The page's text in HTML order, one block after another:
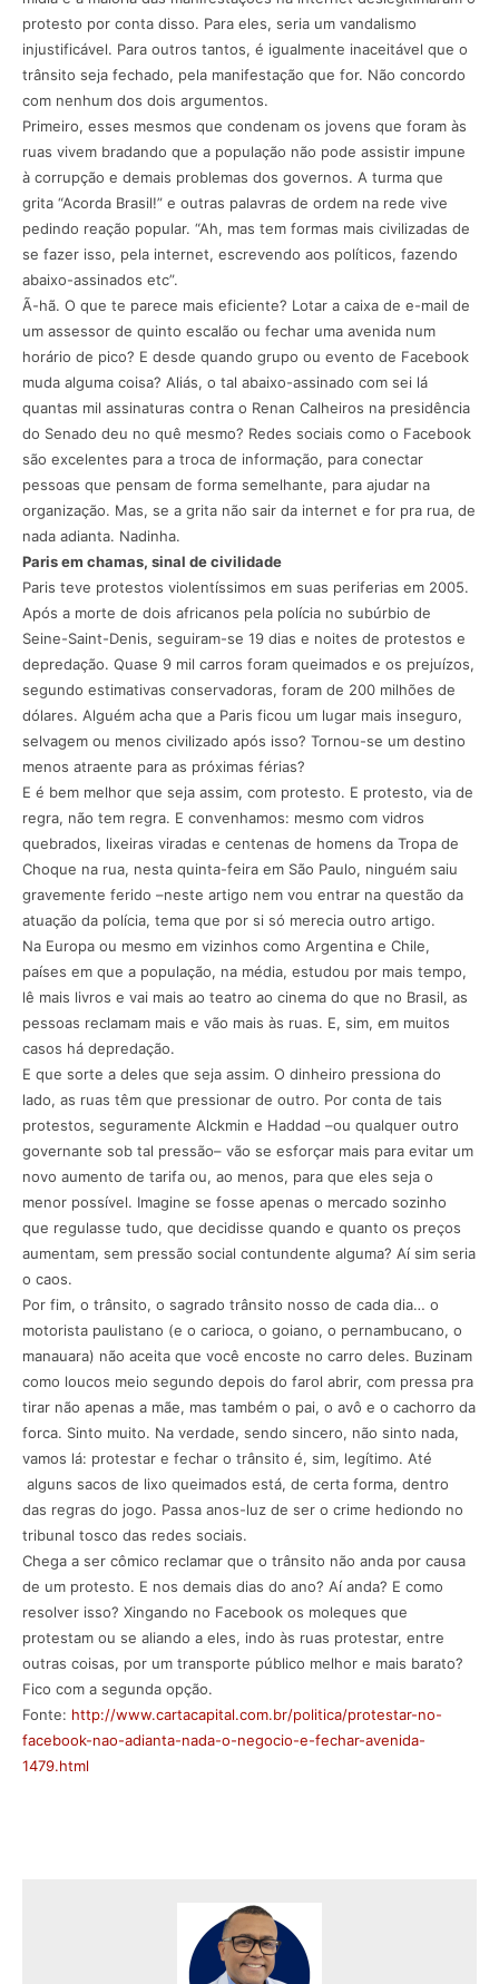
protesto por conta disso. Para eles, seria um vandalismo
injustificável. Para outros tantos, é igualmente inaceitável que o
trânsito seja fechado, pela manifestação que for. Não concordo
com nenhum dos dois argumentos.
Primeiro, esses mesmos que condenam os jovens que foram às
ruas vivem bradando que a população não pode assistir impune
à corrupção e demais problemas dos governos. A turma que
grita “Acorda Brasil!” e outras palavras de ordem na rede vive
pedindo reação popular. “Ah, mas tem formas mais civilizadas de
se fazer isso, pela internet, escrevendo aos políticos, fazendo
abaixo-assinados etc”.
Ã-hã. O que te parece mais eficiente? Lotar a caixa de e-mail de
um assessor de quinto escalão ou fechar uma avenida num
horário de pico? E desde quando grupo ou evento de Facebook
muda alguma coisa? Aliás, o tal abaixo-assinado com sei lá
quantas mil assinaturas contra o Renan Calheiros na presidência
do Senado deu no quê mesmo? Redes sociais como o Facebook
são excelentes para a troca de informação, para conectar
pessoas que pensam de forma semelhante, para ajudar na
organização. Mas, se a grita não sair da internet e for pra rua, de
nada adianta. Nadinha.
Paris em chamas, sinal de civilidade
Paris teve protestos violentíssimos em suas periferias em 2005.
Após a morte de dois africanos pela polícia no subúrbio de
Seine-Saint-Denis, seguiram-se 19 dias e noites de protestos e
depredação. Quase 9 mil carros foram queimados e os prejuízos,
segundo estimativas conservadoras, foram de 200 milhões de
dólares. Alguém acha que a Paris ficou um lugar mais inseguro,
selvagem ou menos civilizado após isso? Tornou-se um destino
menos atraente para as próximas férias?
E é bem melhor que seja assim, com protesto. E protesto, via de
regra, não tem regra. E convenhamos: mesmo com vidros
quebrados, lixeiras viradas e centenas de homens da Tropa de
Choque na rua, nesta quinta-feira em São Paulo, ninguém saiu
gravemente ferido –neste artigo nem vou entrar na questão da
atuação da polícia, tema que por si só merecia outro artigo.
Na Europa ou mesmo em vizinhos como Argentina e Chile,
países em que a população, na média, estudou por mais tempo,
lê mais livros e vai mais ao teatro ao cinema do que no Brasil, as
pessoas reclamam mais e vão mais às ruas. E, sim, em muitos
casos há depredação.
E que sorte a deles que seja assim. O dinheiro pressiona do
lado, as ruas têm que pressionar de outro. Por conta de tais
protestos, seguramente Alckmin e Haddad –ou qualquer outro
governante sob tal pressão– vão se esforçar mais para evitar um
novo aumento de tarifa ou, ao menos, para que eles seja o
menor possível. Imagine se fosse apenas o mercado sozinho
que regulasse tudo, que decidisse quando e quanto os preços
aumentam, sem pressão social contundente alguma? Aí sim seria
o caos.
Por fim, o trânsito, o sagrado trânsito nosso de cada dia… o
motorista paulistano (e o carioca, o goiano, o pernambucano, o
manauara) não aceita que você encoste no carro deles. Buzinam
como loucos meio segundo depois do farol abrir, com pressa pra
tirar não apenas a mãe, mas também o pai, o avô e o cachorro da
forca. Sinto muito. Na verdade, sendo sincero, não sinto nada,
vamos lá: protestar e fechar o trânsito é, sim, legítimo. Até
alguns sacos de lixo queimados está, de certa forma, dentro
das regras do jogo. Passa anos-luz de ser o crime hediondo no
tribunal tosco das redes sociais.
Chega a ser cômico reclamar que o trânsito não anda por causa
de um protesto. E nos demais dias do ano? Aí anda? E como
resolver isso? Xingando no Facebook os moleques que
protestam ou se aliando a eles, indo às ruas protestar, entre
outras coisas, por um transporte público melhor e mais barato?
Fico com a segunda opção.
Fonte: http://www.cartacapital.com.br/politica/protestar-no-
facebook-nao-adianta-nada-o-negocio-e-fechar-avenida-
1479.html